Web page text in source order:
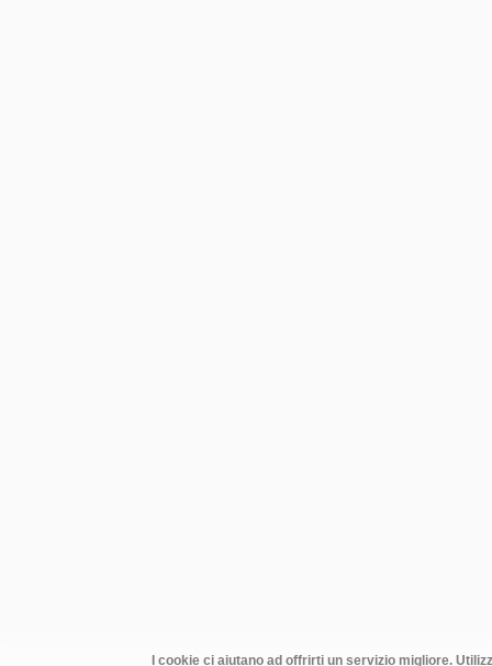
I cookie ci aiutano ad offrirti un servizio migliore.